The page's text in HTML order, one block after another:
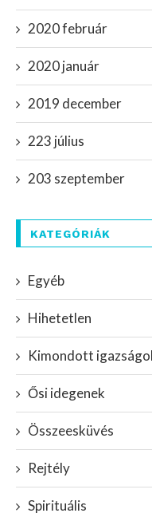
2020 február
2020 január
2019 december
223 július
203 szeptember
KATEGÓRIÁK
Egyéb
Hihetetlen
Kimondott
Ősi idegenek
Összeesküvés
Rejtély
Spirituális